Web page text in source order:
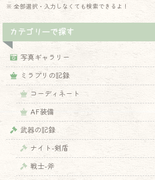
※ 全部選択・入力しなくても検索できるよ！
カテゴリーで探す
写真ギャラリー
ミラプリの記録
コーディネート
AF装備
武器の記録
ナイト-剣盾
戦士-斧